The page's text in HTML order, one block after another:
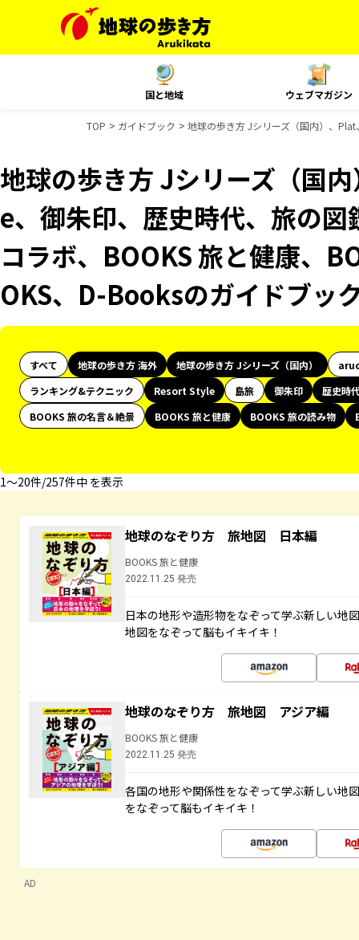
国と地域 ウェブマガジン
TOP ガイドブック 地球の歩き方 Jシリーズ（国内）、
地球の歩き方 Jシリーズ（国
e、御朱印、歴史時代、旅の図
コラボ、BOOKS 旅と健康、
OKS、D-Booksのガイドブッ
すべて 地球の歩き方 海外 地球の歩き方 Jシリーズ（国内）
ランキング&テクニック
Resort Style 島旅 御朱印
歴史時
BOOKS 旅の名言＆絶景
BOOKS 旅と健康 BOOKS 旅の読み物
1〜20件/257件中 を表示
地球のなぞり方 旅地図 日本編
BOOKS 旅と健康
2022.11.25 発売
日本の地形や造形物をなぞって学ぶ新しい地
地図をなぞって脳もイキイキ！
地球のなぞり方 旅地図 アジア編
BOOKS 旅と健康
2022.11.25 発売
各国の地形や関係性をなぞって学ぶ新しい地
をなぞって脳もイキイキ！
AD